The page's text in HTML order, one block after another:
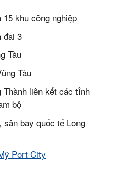
khu công nghiệp
đai 3
Tàu
Tàu
liên kết các tỉnh
bộ
bay quốc tế Long
Port City